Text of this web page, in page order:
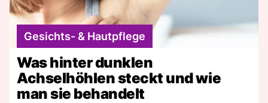
Gesichts- & Hautpflege
Was hinter dunklen
Achselhöhlen steckt und wie
man sie behandelt